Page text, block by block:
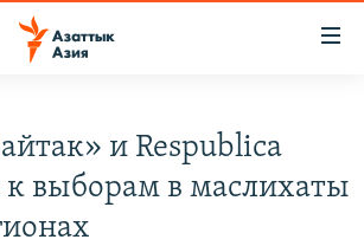
и Respublica
к выборам в маслихаты